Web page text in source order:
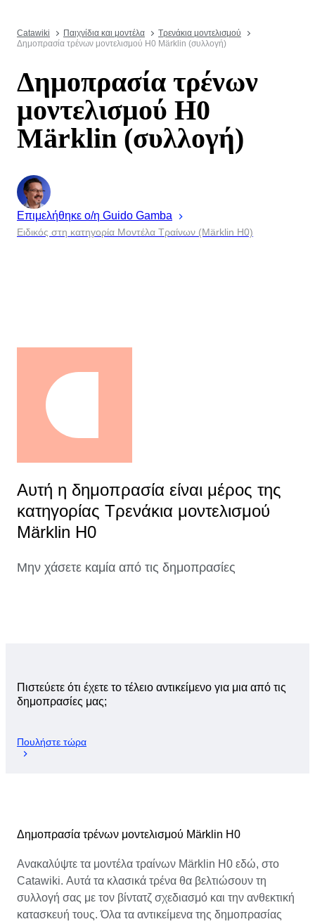
Catawiki Παιχνίδια και μοντέλα
Τρενάκια μοντελισμού
Δημοπρασία τρένων μοντελισμού H0 Märklin (συλλογή)
Δημοπρασία τρένων
μοντελισμού H0
Märklin (συλλογή)
Επιμελήθηκε ο/η Guido Gamba
Ειδικός στη κατηγορία Μοντέλα Τραίνων (Märklin H0)
Αυτή η δημοπρασία είναι μέρος της
κατηγορίας Τρενάκια μοντελισμού
Märklin H0
Μην χάσετε καμία από τις δημοπρασίες
Πιστεύετε ότι έχετε το τέλειο αντικείμενο για μια από τις
δημοπρασίες μας;
Πουλήστε τώρα
Δημοπρασία τρένων μοντελισμού Märklin H0
Ανακαλύψτε τα μοντέλα τραίνων Märklin H0 εδώ, στο
Catawiki. Αυτά τα κλασικά τρένα θα βελτιώσουν τη
συλλογή σας με τον βίντατζ σχεδιασμό και την ανθεκτική
κατασκευή τους. Όλα τα αντικείμενα της δημοπρασίας